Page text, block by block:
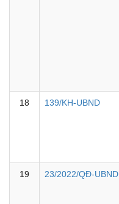
18 139/KH-UBND
19 23/2022/QĐ-UBND